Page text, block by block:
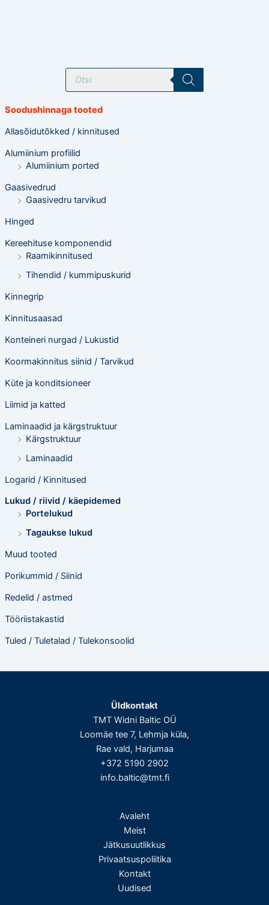
T
o
t
o
t
s
i
n
g
Soodushinnaga tooted
Allasõidutõkked / kinnitused
Alumiinium profiilid
Alumiinium ported
Gaasivedrud
Gaasivedru tarvikud
Hinged
Kereehituse komponendid
Raamikinnitused
Tihendid / kummipuskurid
Kinnegrip
Kinnitusaasad
Konteineri nurgad / Lukustid
Koormakinnitus siinid / Tarvikud
Küte ja konditsioneer
Liimid ja katted
Laminaadid ja kärgstruktuur
Kärgstruktuur
Laminaadid
Logarid / Kinnitused
Lukud / riivid / käepidemed
Portelukud
Tagaukse lukud
Muud tooted
Porikummid / Siinid
Redelid / astmed
Tööriistakastid
Tuled / Tuletalad / Tulekonsoolid
Üldkontakt
TMT Widni Baltic OÜ
Loomäe tee 7, Lehmja küla,
Rae vald, Harjumaa
+372 5190 2902
info.baltic@tmt.fi
Avaleht
Meist
Jätkusuutlikkus
Privaatsuspoliitika
Kontakt
Uudised